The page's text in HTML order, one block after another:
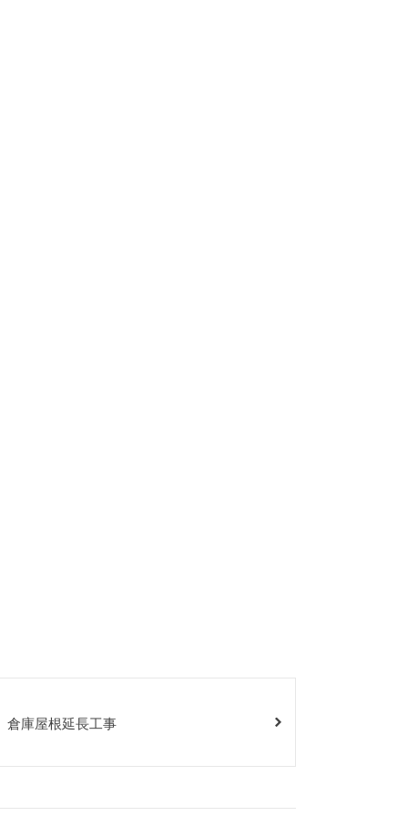
庫屋根延長工事